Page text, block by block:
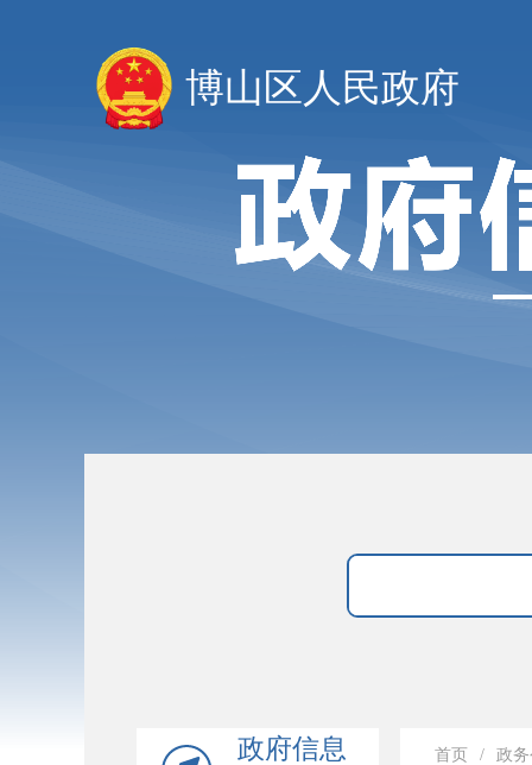
博山区人民政府
政府信息
首页 / 政